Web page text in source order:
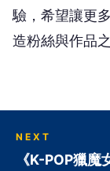
驗，希望讓更
造粉絲與作品
NEXT
《K-POP獵